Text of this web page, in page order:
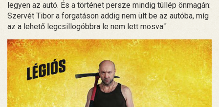
legyen az autó. És a történet persze mindig túllép önmagán:
Szervét Tibor a forgatáson addig nem ült be az autóba, míg
az a lehető legcsillogóbbra le nem lett mosva."